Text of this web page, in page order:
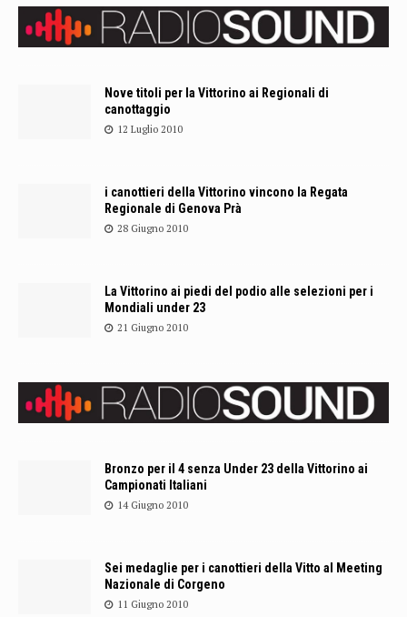
Nove titoli per la Vittorino ai Regionali di
canottaggio
12 Luglio 2010
i canottieri della Vittorino vincono la Regata
Regionale di Genova Prà
28 Giugno 2010
La Vittorino ai piedi del podio alle selezioni per i
Mondiali under 23
21 Giugno 2010
Bronzo per il 4 senza Under 23 della Vittorino ai
Campionati Italiani
14 Giugno 2010
Sei medaglie per i canottieri della Vitto al Meeting
Nazionale di Corgeno
11 Giugno 2010